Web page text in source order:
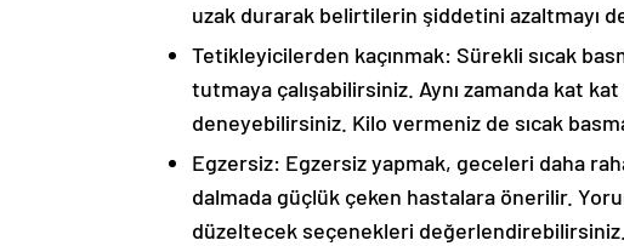
uzak durarak belirtilerin şiddetini azaltmayı
Tetikleyicilerden kaçınmak: Sürekli sıcak
tutmaya çalışabilirsiniz. Aynı zamanda kat
deneyebilirsiniz. Kilo vermeniz de sıcak
Egzersiz: Egzersiz yapmak, geceleri daha
dalmada güçlük çeken hastalara önerilir.
düzeltecek seçenekleri değerlendirebilirsiniz.